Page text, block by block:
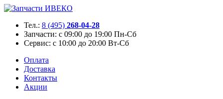
Тел.: 8 (495) 268-04-28
Запчасти: с 09:00 до 19:00 Пн-Сб
Сервис: с 10:00 до 20:00 Вт-Сб
Оплата
Доставка
Контакты
Акции